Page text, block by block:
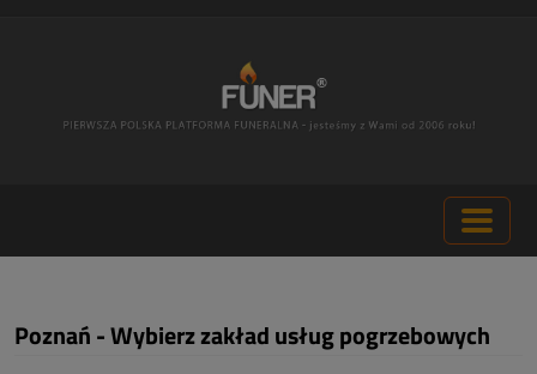
Poznań - Wybierz zakład usług pogrzebowych